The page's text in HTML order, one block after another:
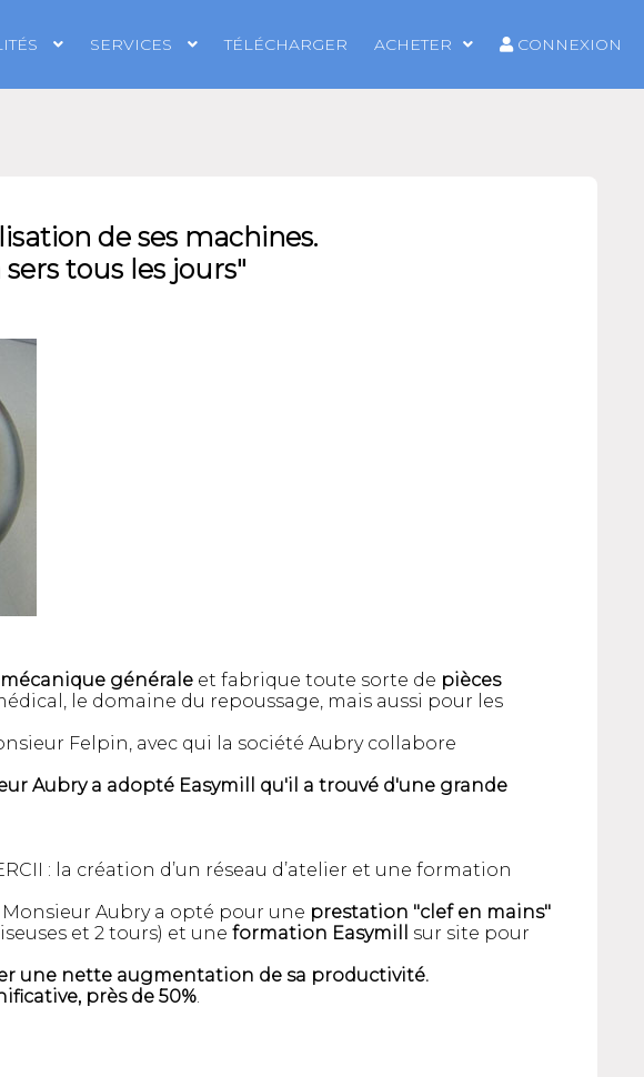
SERVICES TÉLÉCHARGER ACHETER CONNEXION
de ses machines.
tous les jours"
mécanique générale et fabrique toute sorte de pièces
le domaine du repoussage, mais aussi pour les
Felpin, avec qui la société Aubry collabore
Aubry a adopté Easymill qu'il a trouvé d'une grande
: la création d’un réseau d’atelier et une formation
Aubry a opté pour une prestation "clef en mains"
et 2 tours) et une formation Easymill
sur site pour
une nette augmentation de sa productivité.
près de 50%.